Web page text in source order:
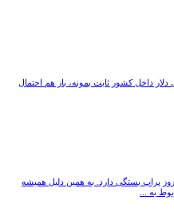
داخل کشور ثابت بمونه، باز هم احتمال
پراپ بستگی دارد. به همین دلیل همیشه
به ...